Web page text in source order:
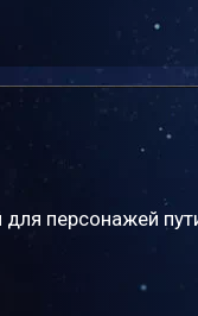
персонажей